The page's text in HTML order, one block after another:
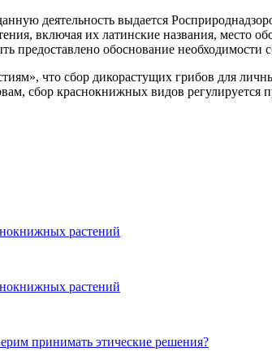
деятельность выдается
включая их латинские названия, место
предоставлено обоснование необходимости
что сбор дикорастущих грибов для
сбор краснокнижных видов регулируется
растений
растений
принимать этические решения?